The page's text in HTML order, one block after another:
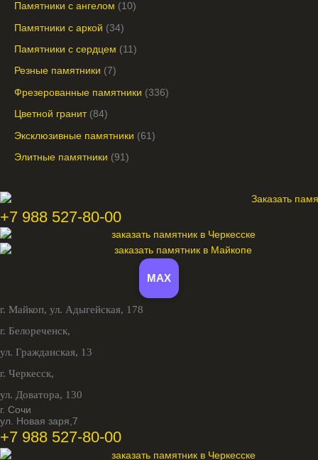
Памятники с ангелом 10
Памятники с аркой 34
Памятники с сердцем 11
Резные памятники 7
Фрезерованные памятники 336
Цветной гранит 84
Эксклюзивные памятники 61
Элитные памятники 91
+7 988 527-80-00
MAX
г. Майкоп, ул. Адыгейская, 178
г. Белореченск,
ул. Гражданская, 13
г. Черкесск,
ул. Доватора, 130
г. Сочи
ул. Новая заря,7
+7 988 527-80-00